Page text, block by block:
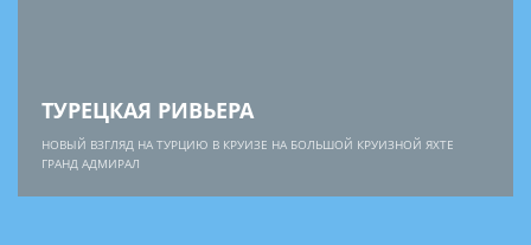
ТУРЕЦКАЯ РИВЬЕРА
НОВЫЙ ВЗГЛЯД НА ТУРЦИЮ В КРУИЗЕ НА БОЛЬШОЙ КРУИЗНОЙ ЯХТЕ
ГРАНД АДМИРАЛ